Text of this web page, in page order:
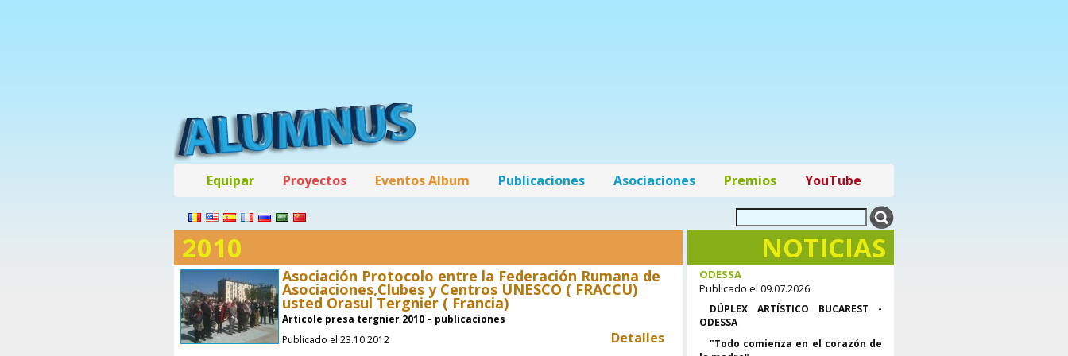
Equipar Proyectos Eventos Album Publicaciones Asociaciones Premios YouTube
2010
Asociación Protocolo entre la Federación Rumana de
Asociaciones,Clubes y Centros UNESCO ( FRACCU)
usted Orasul Tergnier ( Francia)
Articole presa tergnier 2010 – publicaciones
Detalles
Publicado el 23.10.2012
NOTICIAS
DÚPLEX ARTÍSTICO BUCAREST -
ODESSA
Publicado el 09.07.2026
ODESSA
la madre"